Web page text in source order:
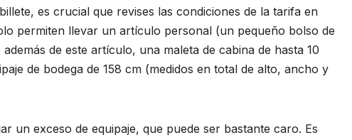
es crucial que revises las condiciones de la tarifa en
permiten llevar un artículo personal (un pequeño bolso de
de este artículo, una maleta de cabina de hasta 10
de bodega de 158 cm (medidos en total de alto, ancho y
un exceso de equipaje, que puede ser bastante caro. Es